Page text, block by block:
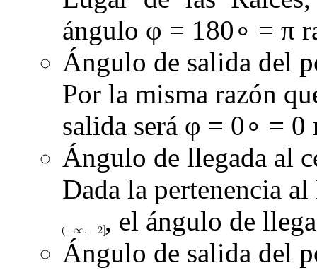
ángulo φ = 180∘ = π
Ángulo de salida del
Por la misma razón
salida será φ = 0∘ = 0
Ángulo de llegada al
Dada la pertenencia
, el ángulo de
Ángulo de salida del